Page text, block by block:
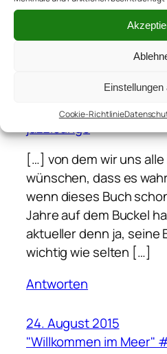
Einstellungen
Cookie-Richtlinie
http://www.olvas.hu
#MeinBuchvonKai ::
jazzlounge
[…] von dem wir uns
wünschen, dass es
wenn dieses Buch
Jahre auf dem Buckel
aktueller denn ja, seine
wichtig wie selten […]
Antworten
24. August 2015
"Willkommen im Meer"